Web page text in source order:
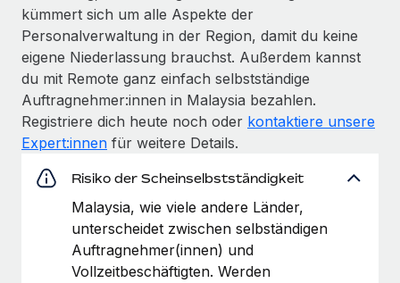
kümmert sich um alle Aspekte der
Personalverwaltung in der Region, damit du keine
eigene Niederlassung brauchst. Außerdem kannst
du mit Remote ganz einfach selbstständige
Auftragnehmer:innen in Malaysia bezahlen.
Registriere dich heute noch oder kontaktiere unsere
Expert:innen für weitere Details.
Risiko der Scheinselbstständigkeit
Malaysia, wie viele andere Länder,
unterscheidet zwischen selbständigen
Auftragnehmer(innen) und
Vollzeitbeschäftigten. Werden